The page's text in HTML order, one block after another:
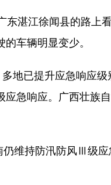
湛江徐闻县的路上
车辆明显变少。
地已提升应急响应
急响应。广西壮族
持防汛防风Ⅲ级应